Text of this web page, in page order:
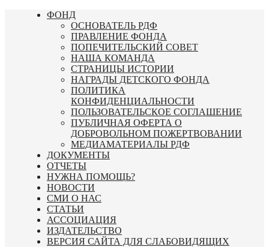
Перейти
ФОНД
ОСНОВАТЕЛЬ РДФ
ПРАВЛЕНИЕ ФОНДА
ПОПЕЧИТЕЛЬСКИЙ СОВЕТ
НАША КОМАНДА
СТРАНИЦЫ ИСТОРИИ
НАГРАДЫ ДЕТСКОГО ФОНДА
ПОЛИТИКА
КОНФИДЕНЦИАЛЬНОСТИ
ПОЛЬЗОВАТЕЛЬСКОЕ СОГЛАШЕНИЕ
ПУБЛИЧНАЯ ОФЕРТА О
ДОБРОВОЛЬНОМ ПОЖЕРТВОВАНИИ
МЕДИАМАТЕРИАЛЫ РДФ
ДОКУМЕНТЫ
ОТЧЕТЫ
НУЖНА ПОМОЩЬ?
НОВОСТИ
СМИ О НАС
СТАТЬИ
АССОЦИАЦИЯ
ИЗДАТЕЛЬСТВО
ВЕРСИЯ САЙТА ДЛЯ СЛАБОВИДЯЩИХ